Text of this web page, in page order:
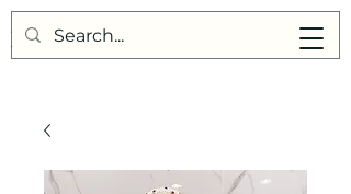
Points de Suture